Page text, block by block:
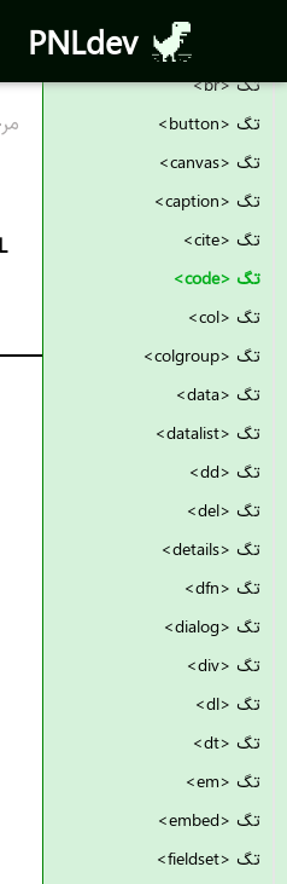
PNLdev
تگ <br>
تگ <button>
تگ <canvas>
تگ <caption>
تگ <cite>
تگ <code>
تگ <col>
تگ <colgroup>
تگ <data>
تگ <datalist>
تگ <dd>
تگ <del>
تگ <details>
تگ <dfn>
تگ <dialog>
تگ <div>
تگ <dl>
تگ <dt>
تگ <em>
تگ <embed>
تگ <fieldset>